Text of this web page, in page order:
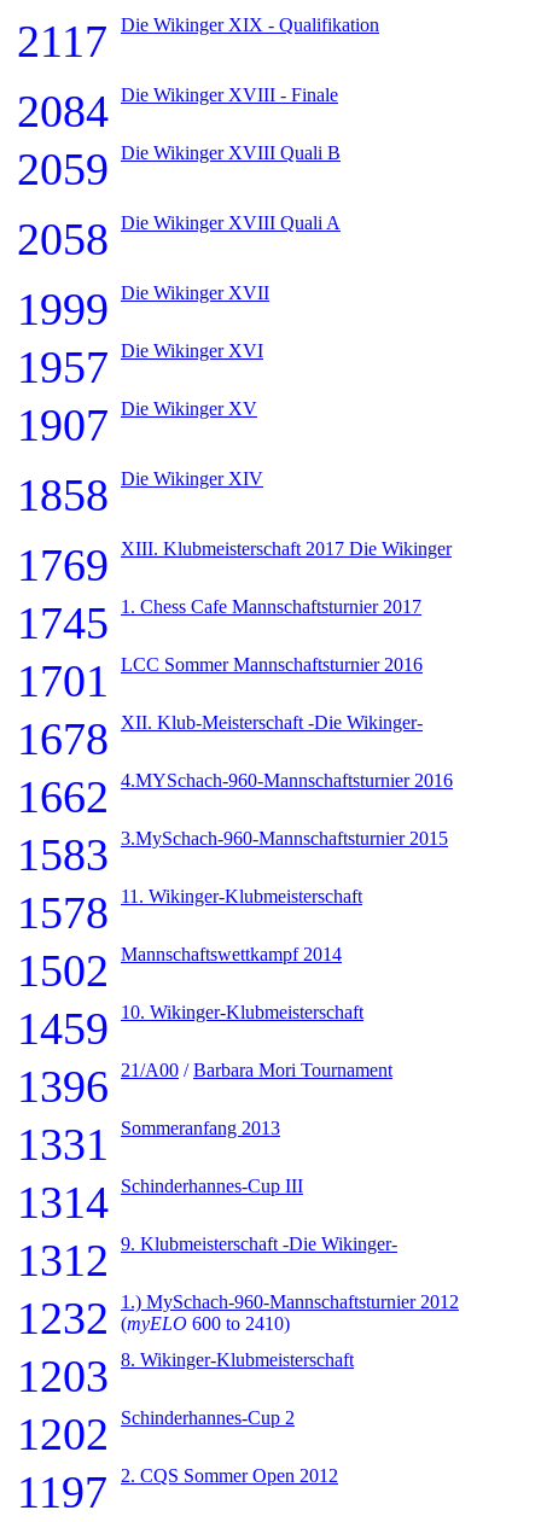
2117 Die Wikinger XIX - Qualifikation
2084 Die Wikinger XVIII - Finale
2059 Die Wikinger XVIII Quali B
2058 Die Wikinger XVIII Quali A
1999 Die Wikinger XVII
1957 Die Wikinger XVI
1907 Die Wikinger XV
1858 Die Wikinger XIV
1769 XIII. Klubmeisterschaft 2017 Die Wikinger
1745 1. Chess Cafe Mannschaftsturnier 2017
1701 LCC Sommer Mannschaftsturnier 2016
1678 XII. Klub-Meisterschaft -Die Wikinger-
1662 4.MYSchach-960-Mannschaftsturnier 2016
1583 3.MySchach-960-Mannschaftsturnier 2015
1578 11. Wikinger-Klubmeisterschaft
1502 Mannschaftswettkampf 2014
1459 10. Wikinger-Klubmeisterschaft
1396 21/A00 /Barbara Mori Tournament
1331 Sommeranfang 2013
1314 Schinderhannes-Cup III
1312 9. Klubmeisterschaft -Die Wikinger-
1232
1.) MySchach-960-Mannschaftsturnier 2012
(myELO 600 to 2410)
1203 8. Wikinger-Klubmeisterschaft
1202 Schinderhannes-Cup 2
1197 2. CQS Sommer Open 2012